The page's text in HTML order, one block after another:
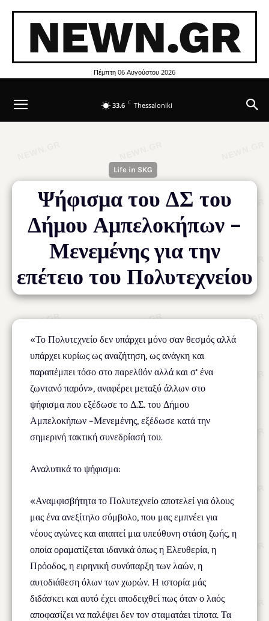
NEWN.GR
Πέμπτη 06 Αυγούστου 2026
33.6 C Thessaloniki
Life in SKG
Ψήφισμα του ΔΣ του
Δήμου Αμπελοκήπων –
Μενεμένης για την
επέτειο του Πολυτεχνείου
«Το Πολυτεχνείο δεν υπάρχει μόνο σαν θεσμός αλλά
υπάρχει κυρίως ως αναζήτηση, ως ανάγκη και
παραπέμπει τόσο στο παρελθόν αλλά και σ’ ένα
ζωντανό παρόν», αναφέρει μεταξύ άλλων στο
ψήφισμα που εξέδωσε το Δ.Σ. του Δήμου
Αμπελοκήπων –Μενεμένης, εξέδωσε κατά την
σημερινή τακτική συνεδρίασή του.
Αναλυτικά το ψήφισμα:
«Αναμφισβήτητα το Πολυτεχνείο αποτελεί για όλους
μας ένα ανεξίτηλο σύμβολο, που μας εμπνέει για
νέους αγώνες και απαιτεί μια υπεύθυνη στάση ζωής, η
οποία οραματίζεται ιδανικά όπως η Ελευθερία, η
Πρόοδος, η ειρηνική συνύπαρξη των λαών, η
αυτοδιάθεση όλων των χωρών. Η ιστορία μάς
διδάσκει και αυτό έχει αποδειχθεί πως όταν ο λαός
αποφασίζει να παλέψει δεν τον σταματάει τίποτα. Τα